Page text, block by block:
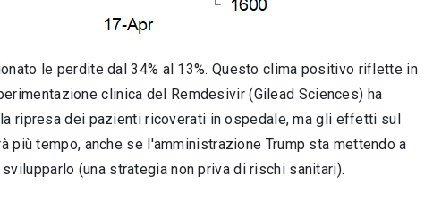
le perdite dal 34% al 13%. Questo clima positivo riflette in
clinica del Remdesivir (Gilead Sciences) ha
ripresa dei pazienti ricoverati in ospedale, ma gli effetti sul
tempo, anche se l'amministrazione Trump sta mettendo a
(una strategia non priva di rischi sanitari).